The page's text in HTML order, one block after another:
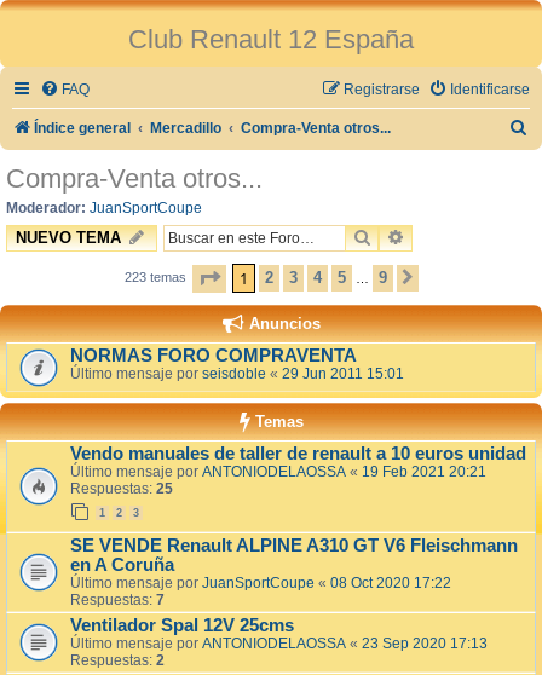
Club Renault 12 España
FAQ Identificarse
Registrarse
Índice general Mercadillo Compra-Venta otros...
Compra-Venta otros...
Moderador: JuanSportCoupe
NUEVO TEMA BUSCARBÚSQUEDA
223 temas PÁGINA 1DE
1 2 3 4 5 … 9
Anuncios
NORMAS FORO COMPRAVENTA
Último mensaje por seisdoble « 29 Jun 2011 15:01
Temas
Vendo manuales de taller de renault a 10 euros unidad
Último mensaje por ANTONIODELAOSSA « 19 Feb 2021 20:21
Respuestas: 25
1 2 3
SE VENDE Renault ALPINE A310 GT V6 Fleischmann
en A Coruña
Último mensaje por JuanSportCoupe « 08 Oct 2020 17:22
Respuestas: 7
Ventilador Spal 12V 25cms
Último mensaje por ANTONIODELAOSSA « 23 Sep 2020 17:13
Respuestas: 2